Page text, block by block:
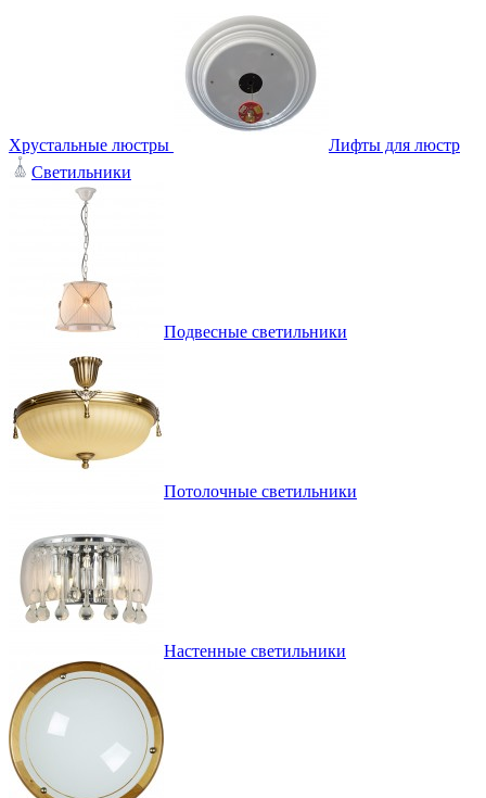
Хрустальные люстры
Лифты для люстр
Светильники
Подвесные светильники
Потолочные светильники
Настенные светильники